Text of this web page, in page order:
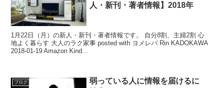
人・新刊・著者情報】2018年
1月22日（月）の新人・新刊・著者情報です。 自分8割、主婦2割 心
地よく暮らす 大人のラク家事 posted with ヨメレバ Rin KADOKAWA
2018-01-19 Amazon Kind...
ブログ
弱っている人に情報を届けるに